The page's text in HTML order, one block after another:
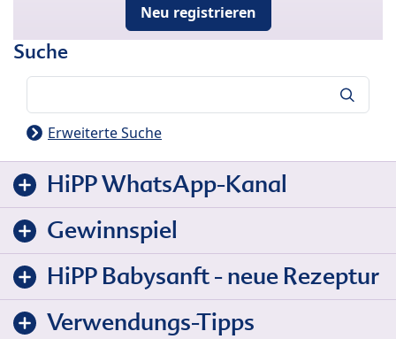
Neu registrieren
Suche
Erweiterte Suche
HiPP WhatsApp-Kanal
Gewinnspiel
HiPP Babysanft - neue Rezeptur
Verwendungs-Tipps